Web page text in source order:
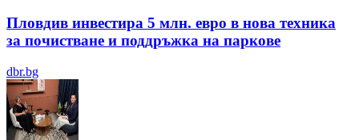
Пловдив инвестира 5 млн. евро в нова техника
за почистване и поддръжка на паркове
dbr.bg